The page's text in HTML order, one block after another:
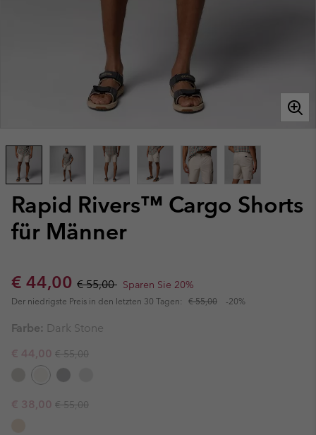
Rapid Rivers™ Cargo Shorts
für Männer
Sale price:
€ 44,00 Regular price:
€ 55,00 Sparen Sie 20%
Der niedrigste Preis in den letzten 30 Tagen: € 55,00 -20%
Farbe: Dark Stone
Sale price:
€ 44,00 Regular price:
€ 55,00
Sale price:
€ 38,00 Regular price:
€ 55,00